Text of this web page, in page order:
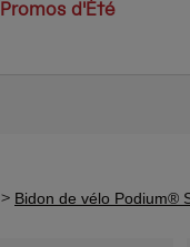
Promos d'Été
Bidon de vélo Podium®